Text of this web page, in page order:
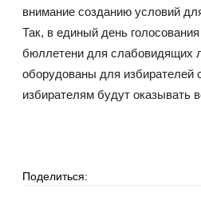
внимание созданию условий
Так, в единый день
бюллетени для слабовидящих
оборудованы для избирателей
избирателям будут оказывать
Поделиться: